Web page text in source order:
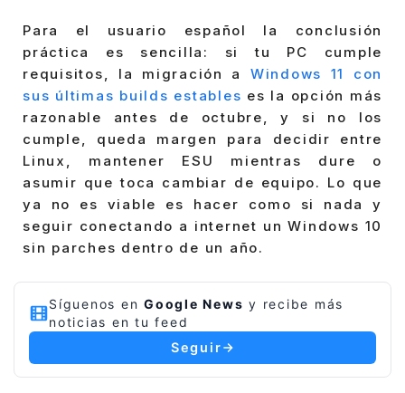
Para el usuario español la conclusión
práctica es sencilla: si tu PC cumple
requisitos, la migración a Windows 11 con
sus últimas builds estables es la opción más
razonable antes de octubre, y si no los
cumple, queda margen para decidir entre
Linux, mantener ESU mientras dure o
asumir que toca cambiar de equipo. Lo que
ya no es viable es hacer como si nada y
seguir conectando a internet un Windows 10
sin parches dentro de un año.
Síguenos en Google News y recibe más
noticias en tu feed
Seguir